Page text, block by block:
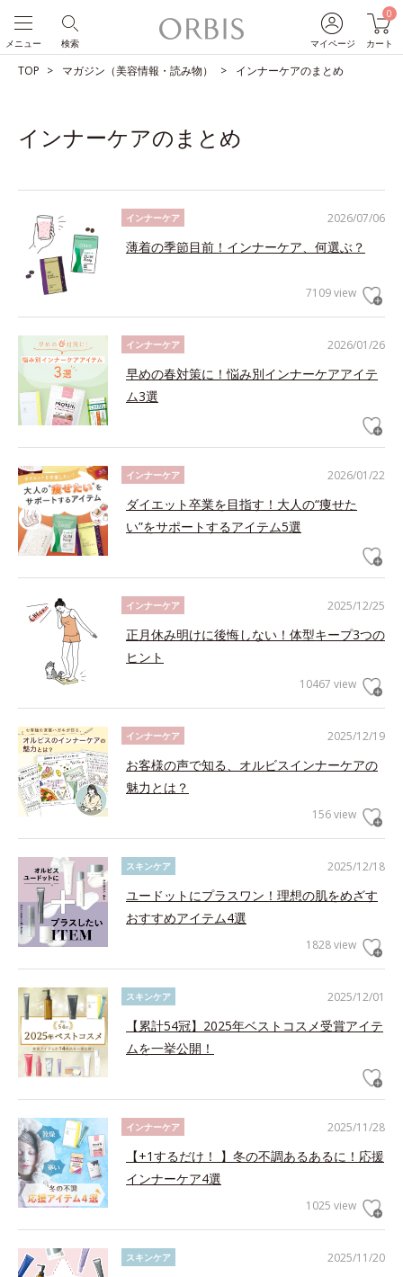
マイページ
0
カート
検索
メニュー
TOP マガジン（美容情報・読み物） インナーケアのまとめ
インナーケアのまとめ
2026/07/06
インナーケア
薄着の季節目前！インナーケア、何選ぶ？
7109 view
2026/01/26
インナーケア
早めの春対策に！悩み別インナーケアアイテ
ム3選
2026/01/22
インナーケア
ダイエット卒業を目指す！大人の“痩せた
い”をサポートするアイテム5選
2025/12/25
インナーケア
正月休み明けに後悔しない！体型キープ3つの
ヒント
10467 view
2025/12/19
インナーケア
お客様の声で知る、オルビスインナーケアの
魅力とは？
156 view
2025/12/18
スキンケア
ユードットにプラスワン！理想の肌をめざす
おすすめアイテム4選
1828 view
2025/12/01
スキンケア
【累計54冠】2025年ベストコスメ受賞アイテ
ムを一挙公開！
2025/11/28
インナーケア
【+1するだけ！ 】冬の不調あるあるに！応援
インナーケア4選
1025 view
2025/11/20
スキンケア